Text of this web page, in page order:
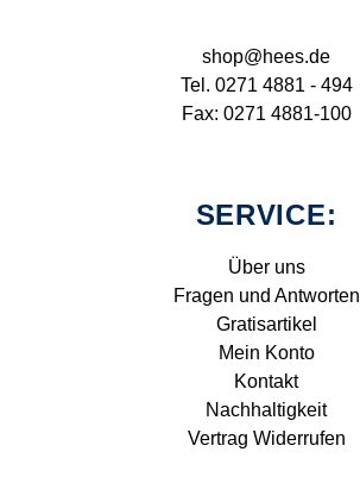
shop@hees.de
Tel. 0271 4881 - 494
Fax: 0271 4881-100
SERVICE:
Über uns
Fragen und Antworten
Gratisartikel
Mein Konto
Kontakt
Nachhaltigkeit
Vertrag Widerrufen